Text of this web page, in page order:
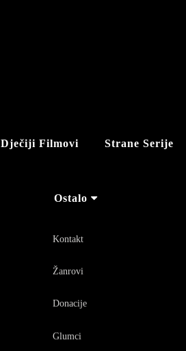
Dječiji Filmovi Strane Serije
Ostalo
Kontakt
Žanrovi
Donacije
Glumci